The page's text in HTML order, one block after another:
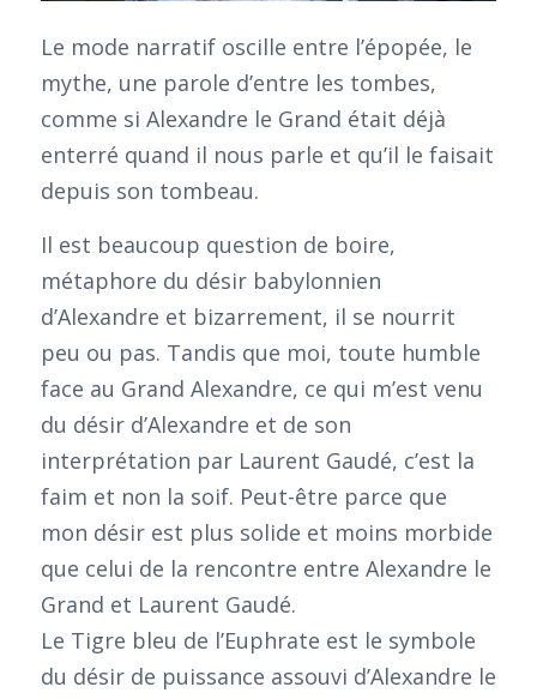
Le mode narratif oscille entre l’épopée, le
mythe, une parole d’entre les tombes,
comme si Alexandre le Grand était déjà
enterré quand il nous parle et qu’il le faisait
depuis son tombeau.
Il est beaucoup question de boire,
métaphore du désir babylonnien
d’Alexandre et bizarrement, il se nourrit
peu ou pas. Tandis que moi, toute humble
face au Grand Alexandre, ce qui m’est venu
du désir d’Alexandre et de son
interprétation par Laurent Gaudé, c’est la
faim et non la soif. Peut-être parce que
mon désir est plus solide et moins morbide
que celui de la rencontre entre Alexandre le
Grand et Laurent Gaudé.
Le Tigre bleu de l’Euphrate est le symbole
du désir de puissance assouvi d’Alexandre le